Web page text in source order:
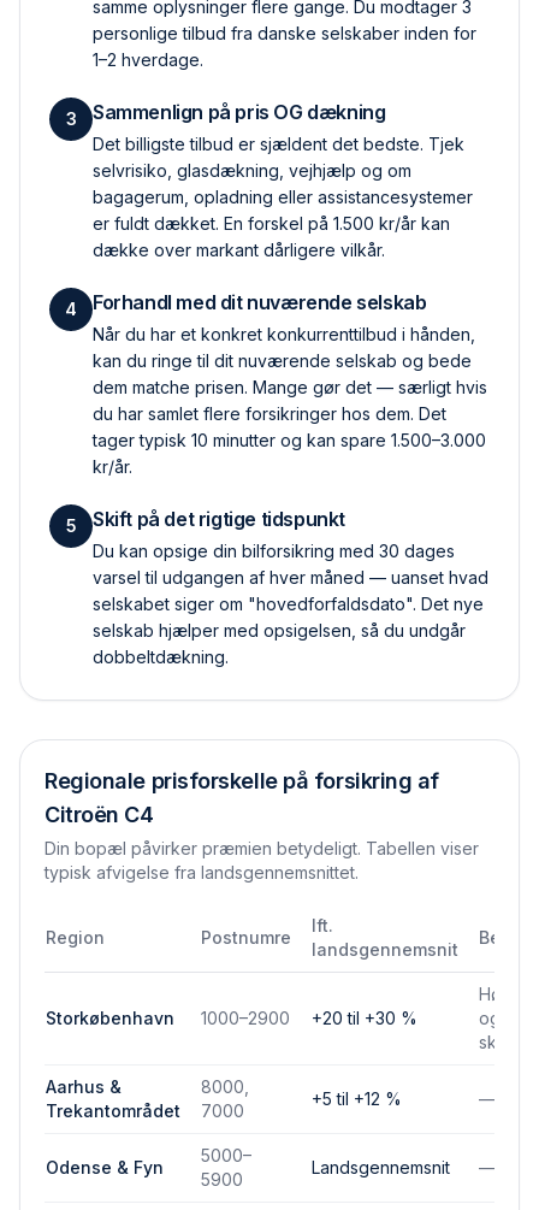
samme oplysninger flere gange. Du modtager 3
personlige tilbud fra danske selskaber inden for
1–2 hverdage.
3 Sammenlign på pris OG dækning
Det billigste tilbud er sjældent det bedste. Tjek
selvrisiko, glas­dækning, vejhjælp og om
bagagerum, opladning eller assistance­systemer
er fuldt dækket. En forskel på 1.500 kr/år kan
dække over markant dårligere vilkår.
4 Forhandl med dit nuværende selskab
Når du har et konkret konkurrent­tilbud i hånden,
kan du ringe til dit nuværende selskab og bede
dem matche prisen. Mange gør det — særligt hvis
du har samlet flere forsikringer hos dem. Det
tager typisk 10 minutter og kan spare 1.500–3.000
kr/år.
5 Skift på det rigtige tidspunkt
Du kan opsige din bilforsikring med 30 dages
varsel til udgangen af hver måned — uanset hvad
selskabet siger om "hovedforfaldsdato". Det nye
selskab hjælper med opsigelsen, så du undgår
dobbelt­dækning.
Regionale prisforskelle på forsikring af
Citroën C4
Din bopæl påvirker præmien betydeligt. Tabellen viser
typisk afvigelse fra landsgennemsnittet.
Region Postnumre
Ift.
landsgennemsnit
Storkøbenhavn 1000–2900 +20 til +30 %
Højere
og
Aarhus &
Trekantområdet
8000,
7000
+5 til +12 % —
Odense & Fyn
5000–
5900
Landsgennemsnit —